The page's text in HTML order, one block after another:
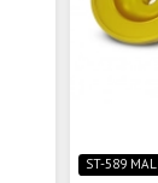
ST-589 MAL